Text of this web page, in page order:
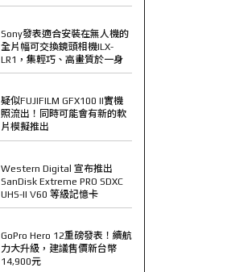
Sony發表適合安裝在無人機的
全片幅可交換鏡頭相機ILX-
LR1，集輕巧、高畫質於一身
疑似FUJIFILM GFX100 II實機
照流出！同時可能會有新的軟
片模擬推出
Western Digital 宣布推出
SanDisk Extreme PRO SDXC
UHS-II V60 等級記憶卡
GoPro Hero 12重磅發表！續航
力大升級，建議售價新台幣
14,900元